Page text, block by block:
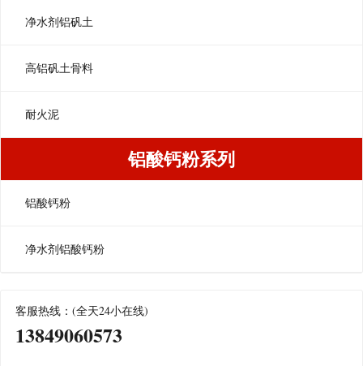
净水剂铝矾土
高铝矾土骨料
耐火泥
铝酸钙粉系列
铝酸钙粉
净水剂铝酸钙粉
客服热线：(全天24小在线)
13849060573